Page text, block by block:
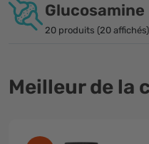
Glucosamine
20 produits (20 affichés)
Meilleur de la